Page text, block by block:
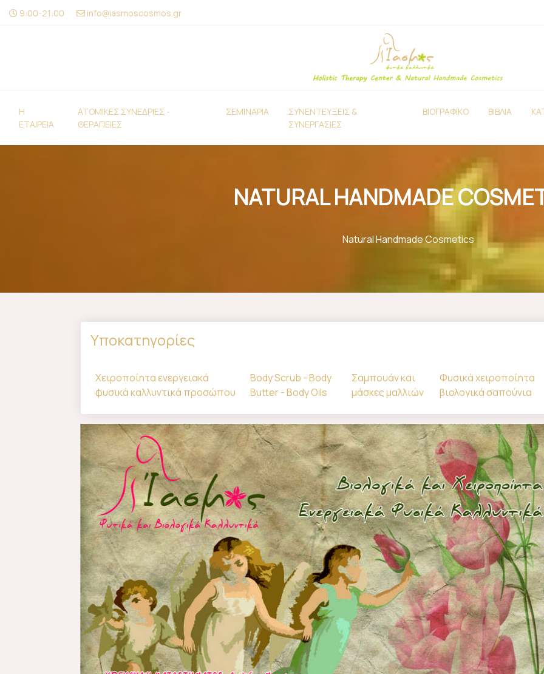
9:00-21:00 info@iasmoscosmos.gr
H
ΕΤΑΙΡΕΙΑ
ΑΤΟΜΙΚΕΣ ΣΥΝΕΔΡΙΕΣ -
ΘΕΡΑΠΕΙΕΣ
ΣΕΜΙΝΑΡΙΑ
ΣΥΝΕΝΤΕΥΞΕΙΣ &
ΣΥΝΕΡΓΑΣΙΕΣ
ΒΙΟΓΡΑΦΙΚΟ ΒΙΒΛΙΑ
NATURAL HANDMADE
Natural Handmade Cosmetics
Υποκατηγορίες
Χειροποίητα ενεργειακά
φυσικά καλλυντικά προσώπου
Body Scrub - Body
Butter - Body Oils
Σαμπουάν και
μάσκες μαλλιών
Φυσικά χειροποίητα
βιολογικά σαπούνια